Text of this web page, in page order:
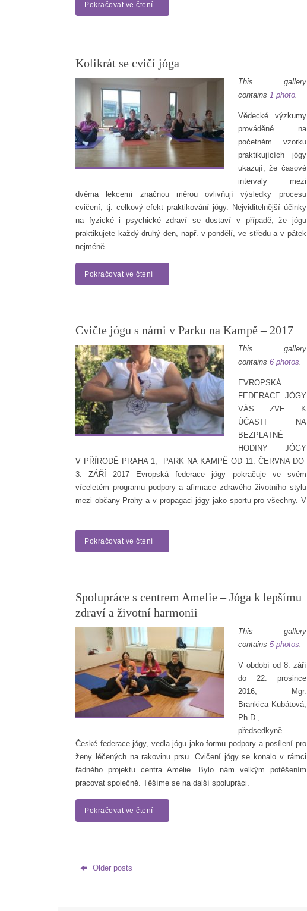
Pokračovat ve čtení
Kolikrát se cvičí jóga
This gallery
contains 1 photo.
Vědecké výzkumy
prováděné na
početném vzorku
praktikujících jógy
ukazují, že časové
intervaly mezi
dvěma lekcemi značnou měrou ovlivňují výsledky procesu
cvičení, tj. celkový efekt praktikování jógy. Nejviditelnější účinky
na fyzické i psychické zdraví se dostaví v případě, že jógu
praktikujete každý druhý den, např. v pondělí, ve středu a v pátek
nejméně …
Pokračovat ve čtení
Cvičte jógu s námi v Parku na Kampě – 2017
This gallery
contains 6 photos.
EVROPSKÁ
FEDERACE JÓGY
VÁS ZVE K
ÚČASTI NA
BEZPLATNÉ
HODINY JÓGY
V PŘÍRODĚ PRAHA 1, PARK NA KAMPĚ OD 11. ČERVNA DO
3. ZÁŘÍ 2017 Evropská federace jógy pokračuje ve svém
víceletém programu podpory a afirmace zdravého životního stylu
mezi občany Prahy a v propagaci jógy jako sportu pro všechny. V
…
Pokračovat ve čtení
Spolupráce s centrem Amelie – Jóga k lepšímu
zdraví a životní harmonii
This gallery
contains 5 photos.
V období od 8. září
do 22. prosince
2016, Mgr.
Brankica Kubátová,
Ph.D.,
předsedkyně
České federace jógy, vedla jógu jako formu podpory a posílení pro
ženy léčených na rakovinu prsu. Cvičení jógy se konalo v rámci
řádného projektu centra Amélie. Bylo nám velkým potěšením
pracovat společně. Těšíme se na další spolupráci.
Pokračovat ve čtení
Older posts